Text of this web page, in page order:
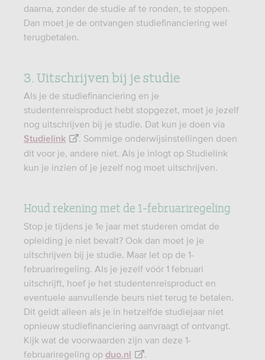
daarna, zonder de studie af te ronden, te stoppen.
Dan moet je de ontvangen studiefinanciering wel
terugbetalen.
3. Uitschrijven bij je studie
Als je de studiefinanciering en je
studentenreisproduct hebt stopgezet, moet je jezelf
nog uitschrijven bij je studie. Dat kun je doen via
Studielink
. Sommige onderwijsinstellingen doen
dit voor je, andere niet. Als je inlogt op Studielink
kun je inzien of je jezelf nog moet uitschrijven.
Houd rekening met de 1-februariregeling
Stop je tijdens je 1e jaar met studeren omdat de
opleiding je niet bevalt? Ook dan moet je je
uitschrijven bij je studie. Maar let op de 1-
februariregeling. Als je jezelf vóór 1 februari
uitschrijft, hoef je het studentenreisproduct en
eventuele aanvullende beurs niet terug te betalen.
Dit geldt alleen als je in hetzelfde studiejaar niet
opnieuw studiefinanciering aanvraagt of ontvangt.
Kijk wat de voorwaarden zijn van deze 1-
februariregeling op duo.nl .